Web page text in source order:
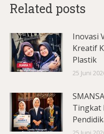
Related posts
Inovasi
Kreatif
Plastik
25 Juni
Tingkat